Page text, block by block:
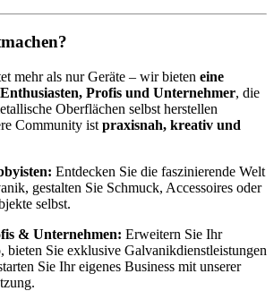
mehr als nur Geräte – wir bieten eine
Profis und Unternehmer, die
Oberflächen selbst herstellen
Community ist praxisnah, kreativ und
Entdecken Sie die faszinierende Welt
gestalten Sie Schmuck, Accessoires oder
selbst.
& Unternehmen: Erweitern Sie Ihr
bieten Sie exklusive Galvanikdienstleistungen
Sie Ihr eigenes Business mit unserer